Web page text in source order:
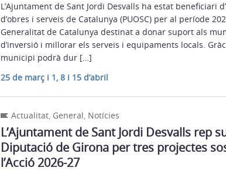
L’Ajuntament de Sant Jordi Desvalls ha estat beneficiari
d’obres i serveis de Catalunya (PUOSC) per al període
Generalitat de Catalunya destinat a donar suport als
d’inversió i millorar els serveis i equipaments locals.
municipi podrà dur […]
25 de març i 1, 8 i 15 d’abril
Actualitat, General, Notícies
L’Ajuntament de Sant Jordi Desvalls rep
Diputació de Girona per tres projectes
l’Acció 2026-27